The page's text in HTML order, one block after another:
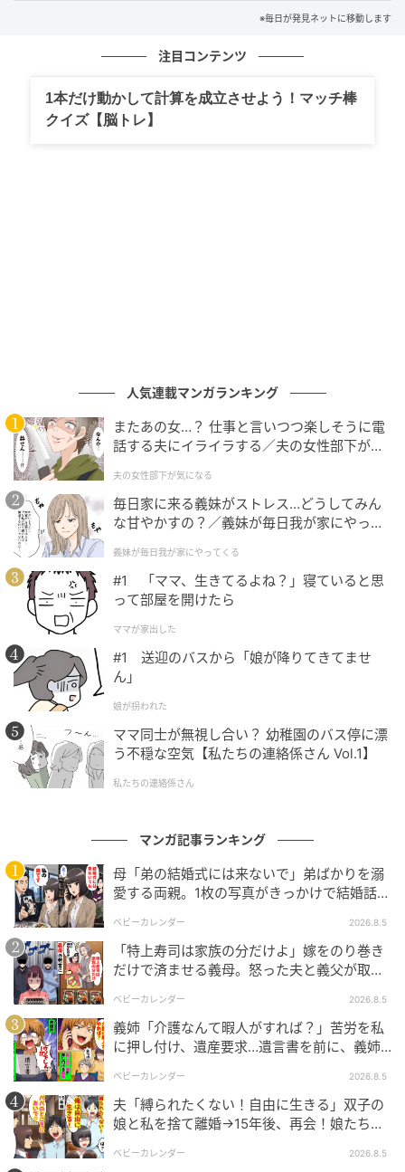
※毎日が発見ネットに移動します
注目コンテンツ
1本だけ動かして計算を成立させよう！マッチ棒
クイズ【脳トレ】
人気連載マンガランキング
またあの女…？ 仕事と言いつつ楽しそうに電
話する夫にイライラする／夫の女性部下が気
夫の女性部下が気になる
毎日家に来る義妹がストレス…どうしてみん
な甘やかすの？／義妹が毎日我が家にやって
が】
義妹が毎日我が家にやってくる
#1 「ママ、生きてるよね？」寝ていると思
って部屋を開けたら
ママが家出した
#1 送迎のバスから「娘が降りてきてませ
ん」
娘が拐われた
ママ同士が無視し合い？ 幼稚園のバス停に漂
う不穏な空気【私たちの連絡係さん Vol.1】
私たちの連絡係さん
マンガ記事ランキング
母「弟の結婚式には来ないで」弟ばかりを溺
愛する両親。1枚の写真がきっかけで結婚話が
ベビーカレンダー 2026.8.5
「特上寿司は家族の分だけよ」嫁をのり巻き
だけで済ませる義母。怒った夫と義父が取っ
ベビーカレンダー 2026.8.5
義姉「介護なんて暇人がすれば？」苦労を私
に押し付け、遺産要求…遺言書を前に、義姉
ベビーカレンダー 2026.8.5
夫「縛られたくない！自由に生きる」双子の
娘と私を捨て離婚→15年後、再会！娘たち
ベビーカレンダー 2026.8.5